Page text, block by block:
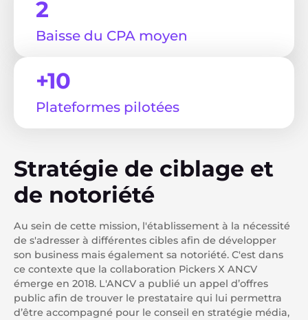
2
Baisse du CPA moyen
+10
Plateformes pilotées
Stratégie de ciblage et
de notoriété
Au sein de cette mission, l'établissement à la nécessité
de s'adresser à différentes cibles afin de développer
son business mais également sa notoriété. C'est dans
ce contexte que la collaboration Pickers X ANCV
émerge en 2018. L'ANCV a publié un appel d’offres
public afin de trouver le prestataire qui lui permettra
d’être accompagné pour le conseil en stratégie média,